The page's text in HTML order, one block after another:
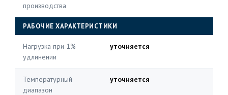
производства
РАБОЧИЕ ХАРАКТЕРИСТИКИ
Нагрузка при 1%
удлинении
уточняется
Температурный
диапазон
уточняется